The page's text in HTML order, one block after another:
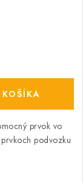
prvok vo
podvozku